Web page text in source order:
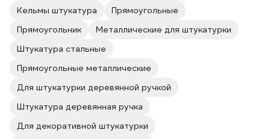
Кельмы штукатура
Прямоугольные
Прямоугольник
Металлические для штукатурки
Штукатура стальные
Прямоугольные металлические
Для штукатурки деревянной ручкой
Штукатура деревянная ручка
Для декоративной штукатурки